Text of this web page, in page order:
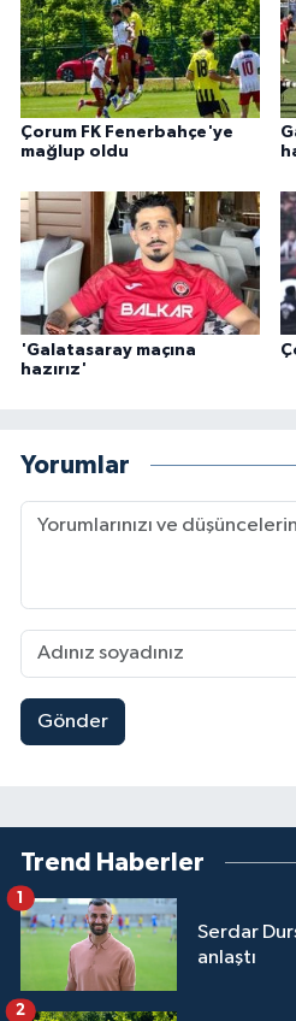
Çorum FK Fenerbahçe'ye
mağlup oldu
'Galatasaray maçına
hazırız'
Yorumlar
Gönder
Trend Haberler
Serdar
anlaştı
1
2